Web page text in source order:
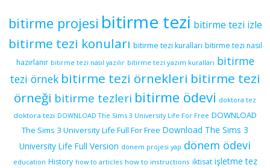
bitirme projesi bitirme tezi bitirme tezi izle
bitirme tezi konuları bitirme tezi kuralları bitirme tezi nasıl
hazırlanır bitirme tezi nasıl yazılır bitirme tezi yazım kuralları bitirme
tezi örnek bitirme tezi örnekleri bitirme tezi
örneği bitirme tezleri bitirme ödevi doktora tez
doktora tezi DOWNLOAD The Sims 3 University Life For Free DOWNLOAD
The Sims 3 University Life Full For Free Download The Sims 3
University Life Full Version dönem projesi yap dönem ödevi
education History how to articles how to instructions iktisat işletme tez